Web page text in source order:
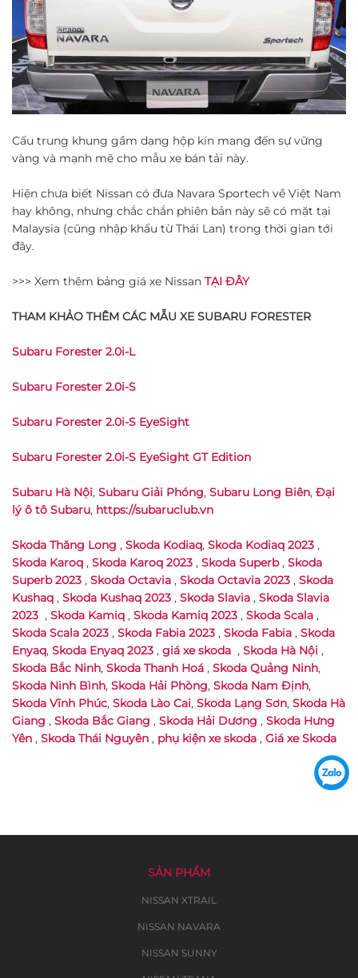
Cấu trung khung gầm dạng hộp kín mang đến sự vững
vàng và mạnh mẽ cho mẫu xe bán tải này.
Hiện chưa biết Nissan có đưa Navara Sportech về Việt Nam
hay không, nhưng chắc chắn phiên bản này sẽ có mặt tại
Malaysia (cũng nhập khẩu từ Thái Lan) trong thời gian tới
đây.
>>> Xem thêm bảng giá xe Nissan TẠI ĐÂY
THAM KHẢO THÊM CÁC MẪU XE SUBARU FORESTER
Subaru Forester 2.0i-L
Subaru Forester 2.0i-S
Subaru Forester 2.0i-S EyeSight
Subaru Forester 2.0i-S EyeSight GT Edition
Subaru Hà Nội, Subaru Giải Phóng, Subaru Long Biên, Đại
lý ô tô Subaru, https://subaruclub.vn
Skoda Thăng Long , Skoda Kodiaq, Skoda Kodiaq 2023 ,
Skoda Karoq , Skoda Karoq 2023 , Skoda Superb, Skoda
Superb 2023 , Skoda Octavia , Skoda Octavia 2023 , Skoda
Kushaq , Skoda Kushaq 2023 , Skoda Slavia , Skoda Slavia
2023 , Skoda Kamiq , Skoda Kamiq 2023 , Skoda Scala ,
Skoda Scala 2023 , Skoda Fabia 2023 , Skoda Fabia , Skoda
Enyaq, Skoda Enyaq 2023 , giá xe skoda , Skoda Hà Nội ,
Skoda Bắc Ninh, Skoda Thanh Hoá , Skoda Quảng Ninh,
Skoda Ninh Bình, Skoda Hải Phòng, Skoda Nam Định,
Skoda Vĩnh Phúc, Skoda Lào Cai, Skoda Lạng Sơn, Skoda Hà
Giang , Skoda Bắc Giang , Skoda Hải Dương , Skoda Hưng
Yên , Skoda Thái Nguyên , phụ kiện xe skoda , Giá xe Skoda
SẢN PHẨM
NISSAN XTRAIL
NISSAN NAVARA
NISSAN SUNNY